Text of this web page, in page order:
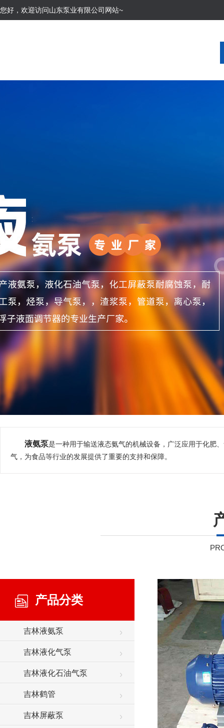
您好，欢迎访问山东泵业有限公司网站~
液氨泵是一种用于输送液态氨气的机械设备，广泛应用于化肥
气，为食品等行业的发展提供了重要的支持和保障。
产品分类
吉林液氨泵
吉林液化气泵
吉林液化石油气泵
吉林鹤管
吉林屏蔽泵